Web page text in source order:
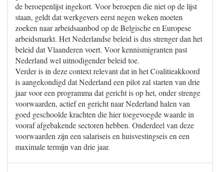
de beroepenlijst ingekort. Voor beroepen die niet op de lijst
staan, geldt dat werkgevers eerst negen weken moeten
zoeken naar arbeidsaanbod op de Belgische en Europese
arbeidsmarkt. Het Nederlandse beleid is dus strenger dan het
beleid dat Vlaanderen voert. Voor kennismigranten past
Nederland wel uitnodigender beleid toe.
Verder is in deze context relevant dat in het Coalitieakkoord
is aangekondigd dat Nederland een pilot zal starten van drie
jaar voor een programma dat gericht is op het, onder strenge
voorwaarden, actief en gericht naar Nederland halen van
goed geschoolde krachten die hier toegevoegde waarde in
vooraf afgebakende sectoren hebben. Onderdeel van deze
voorwaarden zijn een salariseis en huisvestingseis en een
maximale termijn van drie jaar.